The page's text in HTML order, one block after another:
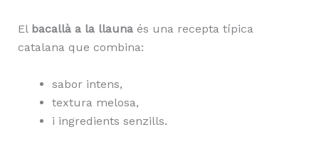
El bacallà a la llaunaés una recepta típica
catalana que combina:
sabor intens,
textura melosa,
i ingredients senzills.